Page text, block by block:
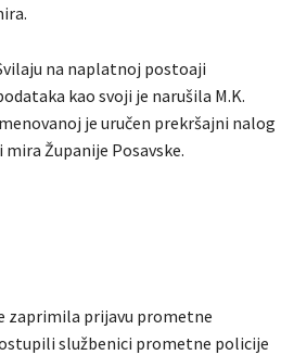
na naplatnoj postoaji
kao svoji je narušila M.K.
je uručen prekršajni nalog
Županije Posavske.
zaprimila prijavu prometne
službenici prometne policije